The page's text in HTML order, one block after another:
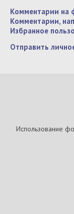
Комментарии на
Комментарии,
Избранное
Отправить
Использование